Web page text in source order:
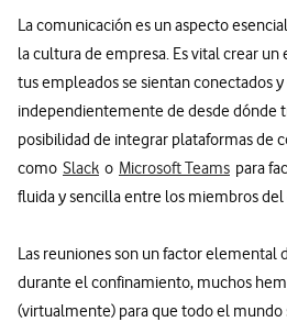
La comunicación es un aspecto
la cultura de empresa. Es vital crear
tus empleados se sientan conectados y
independientemente de desde dónde
posibilidad de integrar plataformas de
como Slack o Microsoft Teams para
fluida y sencilla entre los miembros del
Las reuniones son un factor elemental
durante el confinamiento, muchos
(virtualmente) para que todo el mundo